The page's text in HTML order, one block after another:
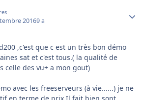
20169 a
,c'est que c est un très bon démo
sat et c'est tous.( la qualité de
celle des vu+ a mon gout)
avec les freeserveurs (à vie......) je ne